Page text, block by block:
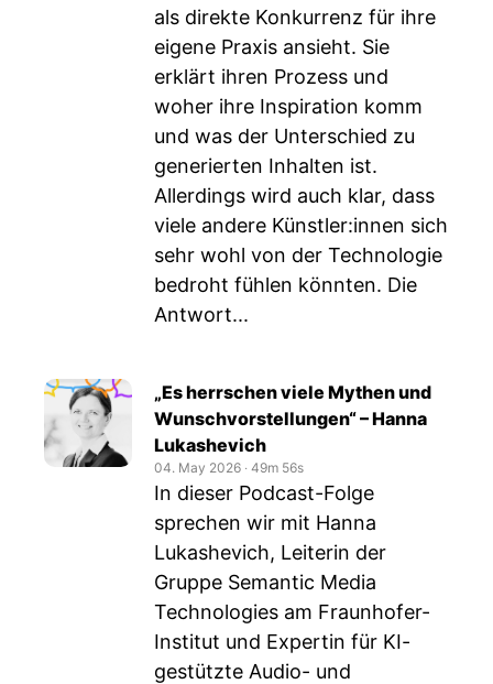
als direkte Konkurrenz für ihre
eigene Praxis ansieht. Sie
erklärt ihren Prozess und
woher ihre Inspiration komm
und was der Unterschied zu
generierten Inhalten ist.
Allerdings wird auch klar, dass
viele andere Künstler:innen sich
sehr wohl von der Technologie
bedroht fühlen könnten. Die
Antwort...
„Es herrschen viele Mythen und
Wunschvorstellungen“ – Hanna
Lukashevich
04. May 2026 ‧ 49m 56s
In dieser Podcast-Folge
sprechen wir mit Hanna
Lukashevich, Leiterin der
Gruppe Semantic Media
Technologies am Fraunhofer-
Institut und Expertin für KI-
gestützte Audio- und